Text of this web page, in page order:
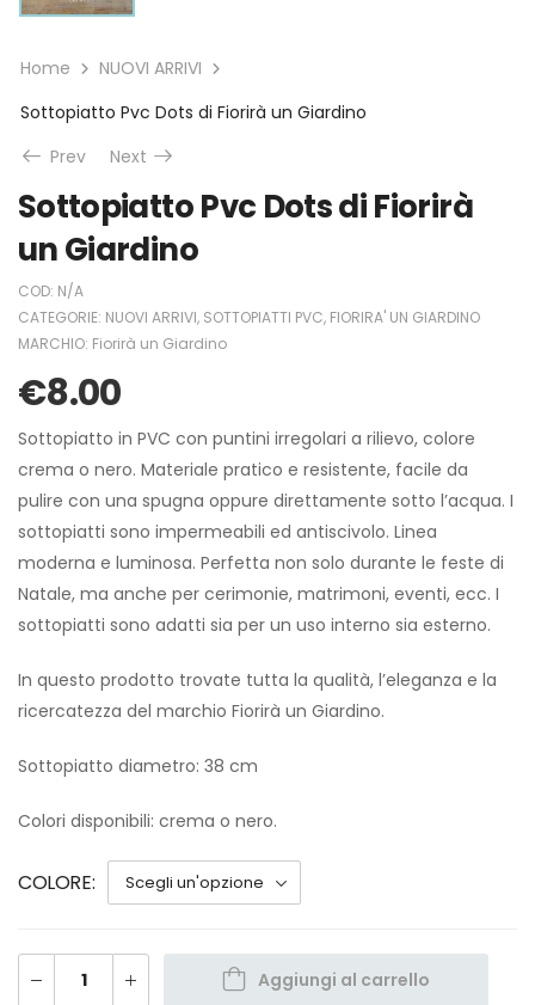
Home
NUOVI ARRIVI
Sottopiatto Pvc Dots di Fiorirà un Giardino
Prev
Next
Sottopiatto Pvc Dots di Fiorirà
un Giardino
COD: N/A
CATEGORIE: NUOVI ARRIVI, SOTTOPIATTI PVC, FIORIRA' UN GIARDINO
MARCHIO: Fiorirà un Giardino
€8.00
Sottopiatto in PVC con puntini irregolari a rilievo, colore
crema o nero. Materiale pratico e resistente, facile da
pulire con una spugna oppure direttamente sotto l’acqua. I
sottopiatti sono impermeabili ed antiscivolo. Linea
moderna e luminosa. Perfetta non solo durante le feste di
Natale, ma anche per cerimonie, matrimoni, eventi, ecc. I
sottopiatti sono adatti sia per un uso interno sia esterno.
In questo prodotto trovate tutta la qualità, l’eleganza e la
ricercatezza del marchio Fiorirà un Giardino.
Sottopiatto diametro: 38 cm
Colori disponibili: crema o nero.
COLORE
Aggiungi al carrello